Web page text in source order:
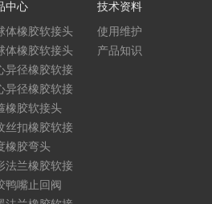
中心
体橡胶软接头
体橡胶软接头
异径橡胶软接
异径橡胶软接
橡胶软接头
丝扣橡胶软接
橡胶弯头
法兰橡胶软接
鸭嘴止回阀
技术资料
使用维护
产品知识